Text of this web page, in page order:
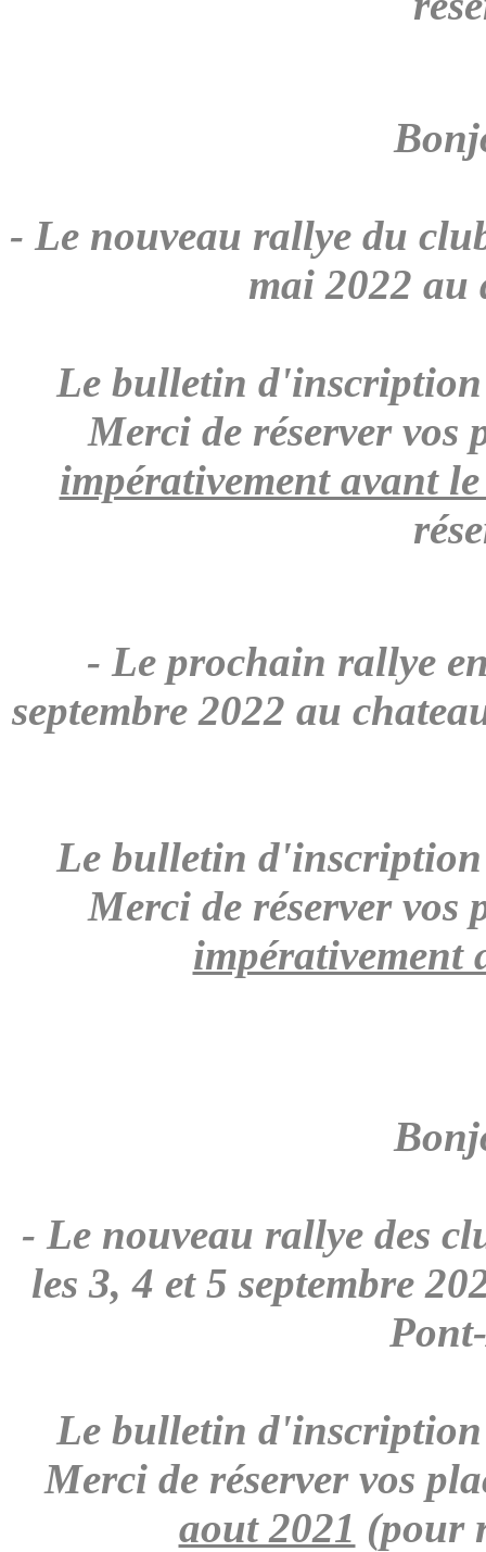
- Le nouveau rallye du
mai 2022 au
Le bulletin
Merci de réserver vos
impérativement avant
- Le prochain rallye
septembre 2022 au
Le bulletin
Merci de réserver vos
impérativement
- Le nouveau rallye des
les 3, 4 et 5 septembre
Le bulletin
Merci de réserver vos
aout 2021 (pour